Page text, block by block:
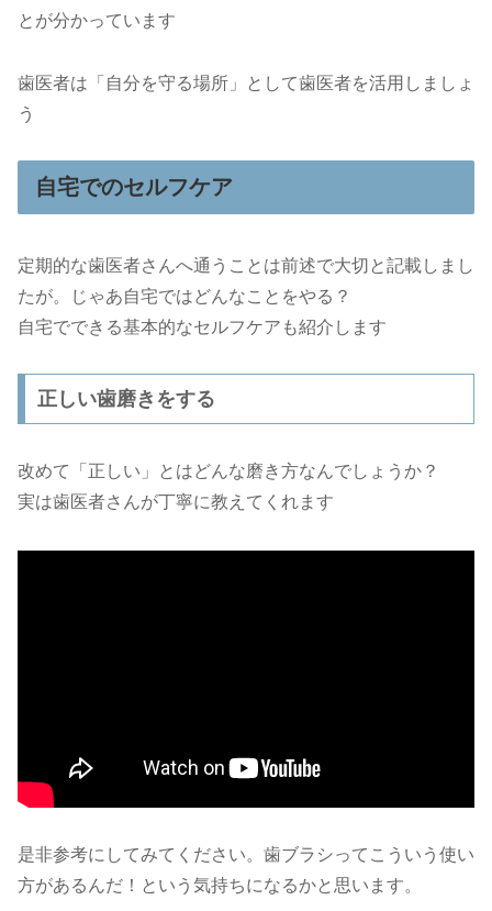
とが分かっています
歯医者は「自分を守る場所」として歯医者を活用しましょ
う
自宅でのセルフケア
定期的な歯医者さんへ通うことは前述で大切と記載しまし
たが。じゃあ自宅ではどんなことをやる？
自宅でできる基本的なセルフケアも紹介します
正しい歯磨きをする
改めて「正しい」とはどんな磨き方なんでしょうか？
実は歯医者さんが丁寧に教えてくれます
是非参考にしてみてください。歯ブラシってこういう使い
方があるんだ！という気持ちになるかと思います。